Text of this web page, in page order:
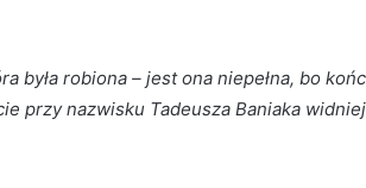
była robiona – jest ona niepełna, bo
przy nazwisku Tadeusza Baniaka